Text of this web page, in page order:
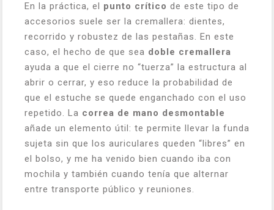
En la práctica, el punto crítico de este tipo de
accesorios suele ser la cremallera: dientes,
recorrido y robustez de las pestañas. En este
caso, el hecho de que sea doble cremallera
ayuda a que el cierre no “tuerza” la estructura al
abrir o cerrar, y eso reduce la probabilidad de
que el estuche se quede enganchado con el uso
repetido. La correa de mano desmontable
añade un elemento útil: te permite llevar la funda
sujeta sin que los auriculares queden “libres” en
el bolso, y me ha venido bien cuando iba con
mochila y también cuando tenía que alternar
entre transporte público y reuniones.